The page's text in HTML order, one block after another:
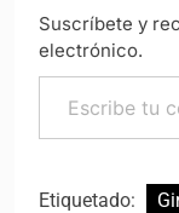
Suscríbete y
electrónico.
Escribe tu
Etiquetado: